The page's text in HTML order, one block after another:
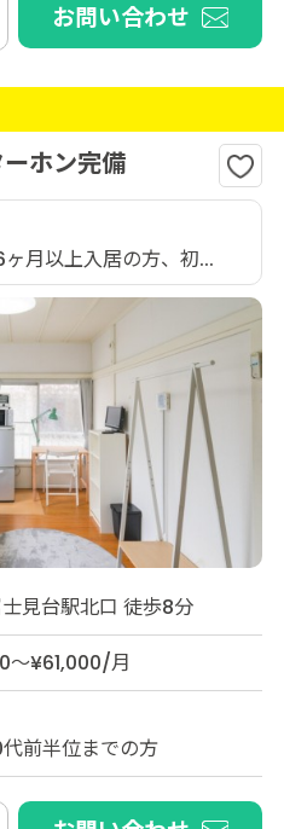
お問い合わせ
ホン完備
月以上入居の方、初...
見台駅北口 徒歩8分
～¥61,000/月
前半位までの方